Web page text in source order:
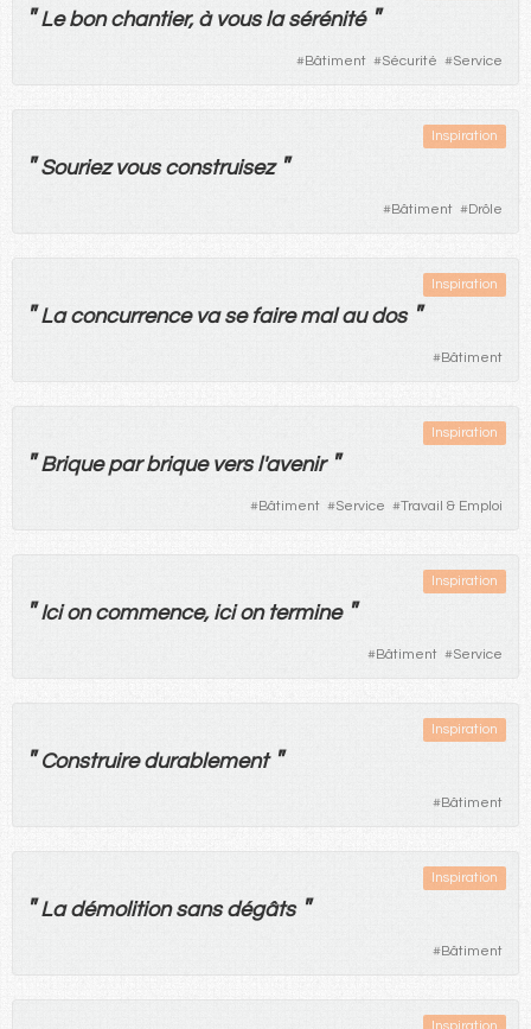
" Le bon chantier, à vous la sérénité "
#Bâtiment #Sécurité #Service
Inspiration
" Souriez vous construisez "
#Bâtiment #Drôle
Inspiration
" La concurrence va se faire mal au dos "
#Bâtiment
Inspiration
" Brique par brique versl'avenir "
#Bâtiment #Service #Travail & Emploi
Inspiration
" Ici on commence, ici on termine "
#Bâtiment #Service
Inspiration
" Construire durablement "
#Bâtiment
Inspiration
" La démolition sans dégâts "
#Bâtiment
Inspiration